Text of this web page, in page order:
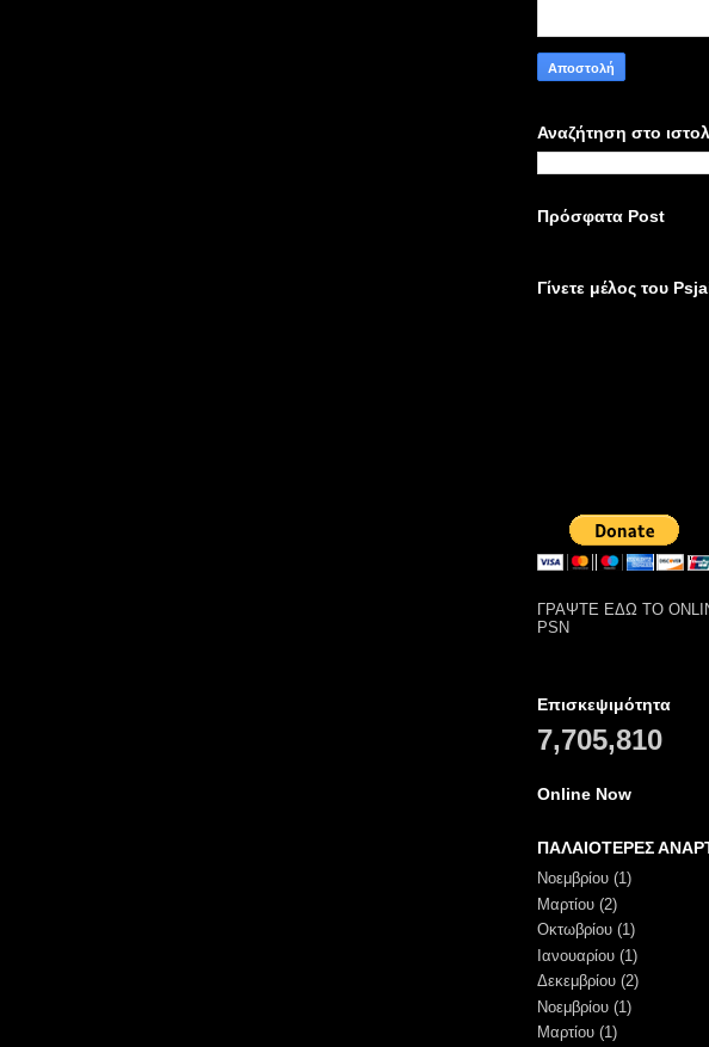
Αναζήτηση στο
Πρόσφατα Post
Γίνετε μέλος του
ΓΡΑΨΤΕ ΕΔΩ ΤΟ
PSN
Επισκεψιμότητα
7,705,810
Online Now
ΠΑΛΑΙΟΤΕΡΕΣ
Νοεμβρίου (1)
Μαρτίου (2)
Οκτωβρίου (1)
Ιανουαρίου (1)
Δεκεμβρίου (2)
Νοεμβρίου (1)
Μαρτίου (1)